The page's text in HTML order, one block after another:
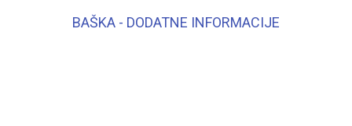
BAŠKA - DODATNE INFORMACIJE